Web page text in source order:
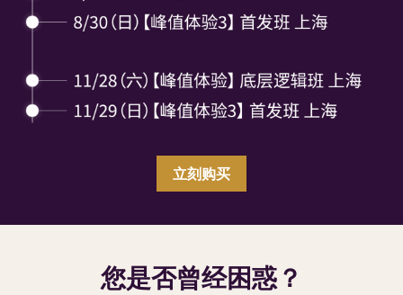
顾问服务
媒体采访
立刻购买
您是否曾经困惑？